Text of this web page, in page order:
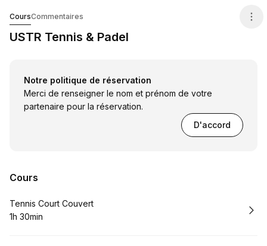
CoursCommentaires
USTR Tennis & Padel
Notre politique de réservation
Merci de renseigner le nom et prénom de votre
partenaire pour la réservation.
D'accord
Cours
Réserver
Tennis Court Couvert
.Durée de l'appel
1h 30min